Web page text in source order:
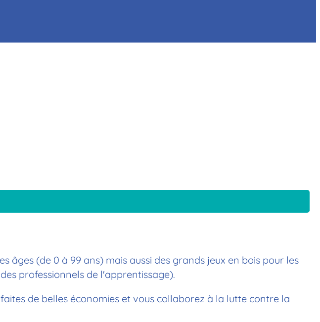
âges (de 0 à 99 ans) mais aussi des grands jeux en bois pour les
professionnels de l'apprentissage).
de belles économies et vous collaborez à la lutte contre la